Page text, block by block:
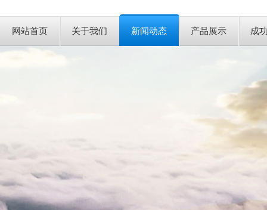
网站首页 关于我们 新闻动态 产品展示 成